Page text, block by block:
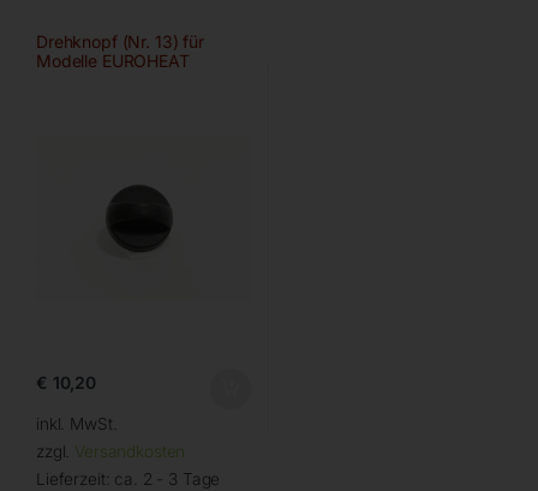
Drehknopf (Nr. 13) für
Modelle EUROHEAT
€ 10,20
inkl. MwSt.
zzgl. Versandkosten
Lieferzeit: ca. 2 - 3 Tage